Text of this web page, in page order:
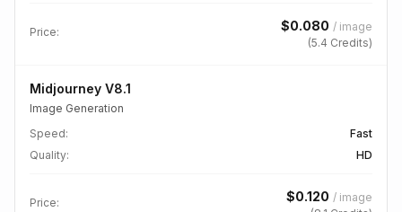
Price: $0.080 / image
(5.4 Credits)
Midjourney V8.1
Image Generation
Speed:
Fast
Quality: HD
Price: $0.120 / image